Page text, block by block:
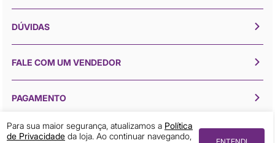
Para sua maior segurança, atualizamos a Política
de Privacidade da loja. Ao continuar navegando,
ENTENDI
DÚVIDAS
FALE COM UM VENDEDOR
PAGAMENTO